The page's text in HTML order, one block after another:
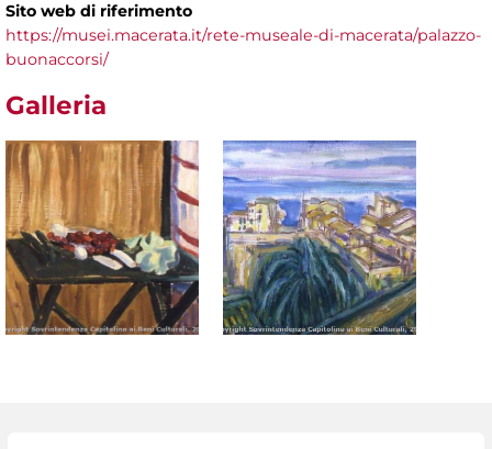
Sito web di riferimento
https://musei.macerata.it/rete-museale-di-macerata/palazzo-
buonaccorsi/
Galleria